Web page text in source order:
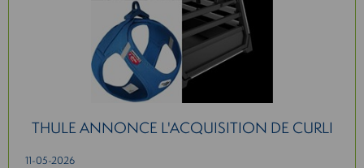
THULE ANNONCE L'ACQUISITION DE CURLI
11-05-2026